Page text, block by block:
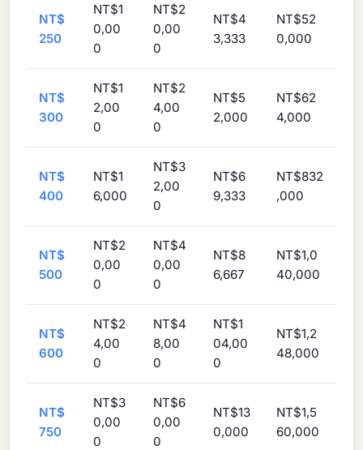
NT$
250
NT$1
0,00
0
NT$2
0,00
0
NT$4
3,333
NT$52
0,000
NT$
300
NT$1
2,00
0
NT$2
4,00
0
NT$5
2,000
NT$62
4,000
NT$
400
NT$1
6,000
NT$3
2,00
0
NT$6
9,333
NT$832
,000
NT$
500
NT$2
0,00
0
NT$4
0,00
0
NT$8
6,667
NT$1,0
40,000
NT$
600
NT$2
4,00
0
NT$4
8,00
0
NT$1
04,00
0
NT$1,2
48,000
NT$
750
NT$3
0,00
0
NT$6
0,00
0
NT$13
0,000
NT$1,5
60,000